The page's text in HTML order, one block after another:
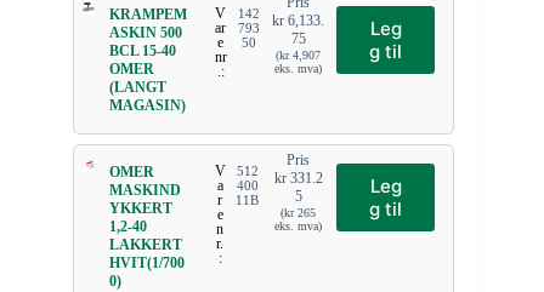
KRAMPEM
ASKIN 500
BCL 15-40
OMER
(LANGT
MAGASIN)
V
ar
e
nr
.:
142
793
50
kr 6,133.
75
(kr4,907
eks. mva)
Leg
g til
OMER
MASKIND
YKKERT
1,2-40
LAKKERT
HVIT(1/700
0)
V
a
r
e
n
r.
:
512
400
11B
Pris
kr331.2
5
(kr265
eks. mva)
Leg
g til